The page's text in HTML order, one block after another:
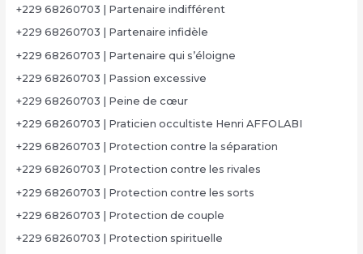
+229 68260703 | Partenaire indifférent
+229 68260703 | Partenaire infidèle
+229 68260703 | Partenaire qui s’éloigne
+229 68260703 | Passion excessive
+229 68260703 | Peine de cœur
+229 68260703 | Praticien occultiste Henri AFFOLABI
+229 68260703 | Protection contre la séparation
+229 68260703 | Protection contre les rivales
+229 68260703 | Protection contre les sorts
+229 68260703 | Protection de couple
+229 68260703 | Protection spirituelle